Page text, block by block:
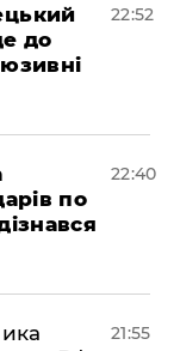
до
22:52
по
22:40
21:55